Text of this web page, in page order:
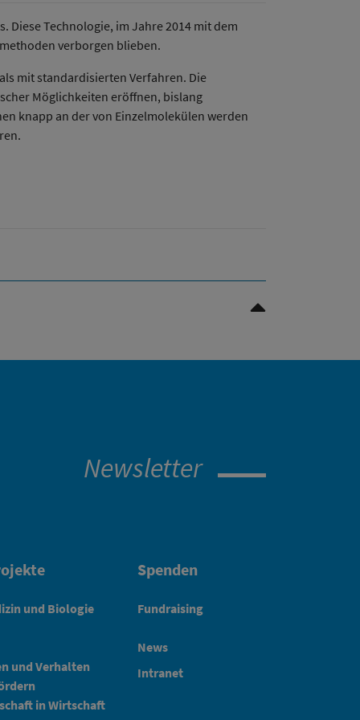
Technologie, im Jahre 2014 mit dem
verborgen blieben.
mit standardisierten Verfahren. Die
Möglichkeiten eröffnen, bislang
knapp an der von Einzelmolekülen werden
Nach oben Scrollen
Newsletter
und Biologie
und Verhalten
in Wirtschaft
Spenden
Fundraising
News
Intranet